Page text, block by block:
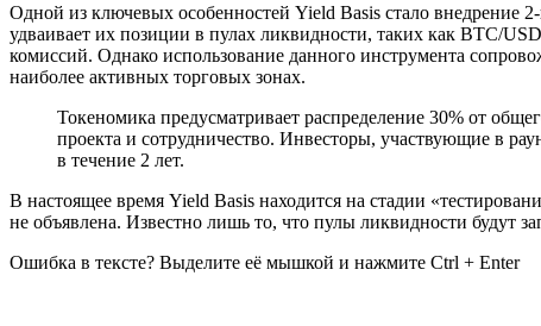
Одной из ключевых особенностей Yield Basis стало внедрение
удваивает их позиции в пулах ликвидности, таких как BTC/
комиссий. Однако использование данного инструмента
наиболее активных торговых зонах.
Токеномика предусматривает распределение 30% от
проекта и сотрудничество. Инвесторы, участвующие в
в течение 2 лет.
В настоящее время Yield Basis находится на стадии
не объявлена. Известно лишь то, что пулы ликвидности будут
Ошибка в тексте? Выделите её мышкой и нажмите Ctrl + Enter